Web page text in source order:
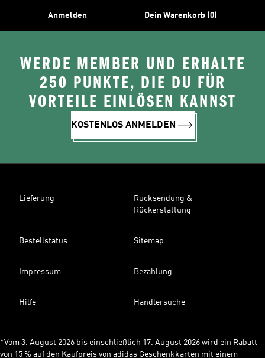
Anmelden Dein Warenkorb (0)
WERDE MEMBER UND ERHALTE
250 PUNKTE, DIE DU FÜR
VORTEILE EINLÖSEN KANNST
KOSTENLOS ANMELDEN
Lieferung
Rücksendung &
Rückerstattung
Bestellstatus Sitemap
Impressum Bezahlung
Hilfe Händlersuche
*Vom 3. August 2026 bis einschließlich 17. August 2026 wird ein Rabatt
von 15 % auf den Kaufpreis von adidas Geschenkkarten mit einem